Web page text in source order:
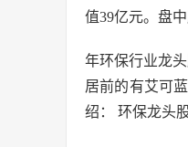
值39亿元。盘
年环保行业龙
居前的有艾可
绍： 环保龙头